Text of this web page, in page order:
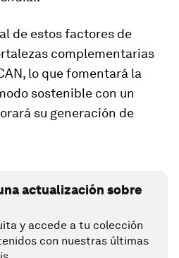
de estos factores de
complementarias
lo que fomentará la
sostenible con un
su generación de
actualización sobre
y accede a tu colección
con nuestras últimas